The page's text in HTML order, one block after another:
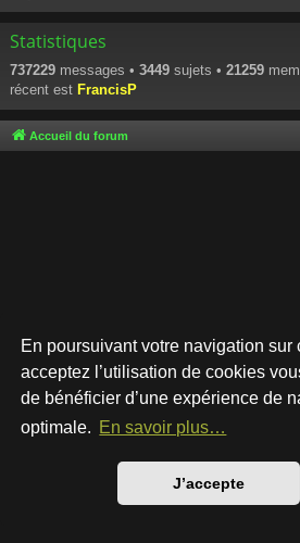
En poursuivant votre navigation sur
acceptez l’utilisation de cookies
de bénéficier d’une expérience de
optimale. En savoir plus…
J’accepte
Statistiques
737229 messages • 3449 sujets • 21259
récent est FrancisP
Accueil du forum
Développé parphpBB® Forum
Style par
Traduction française officielle